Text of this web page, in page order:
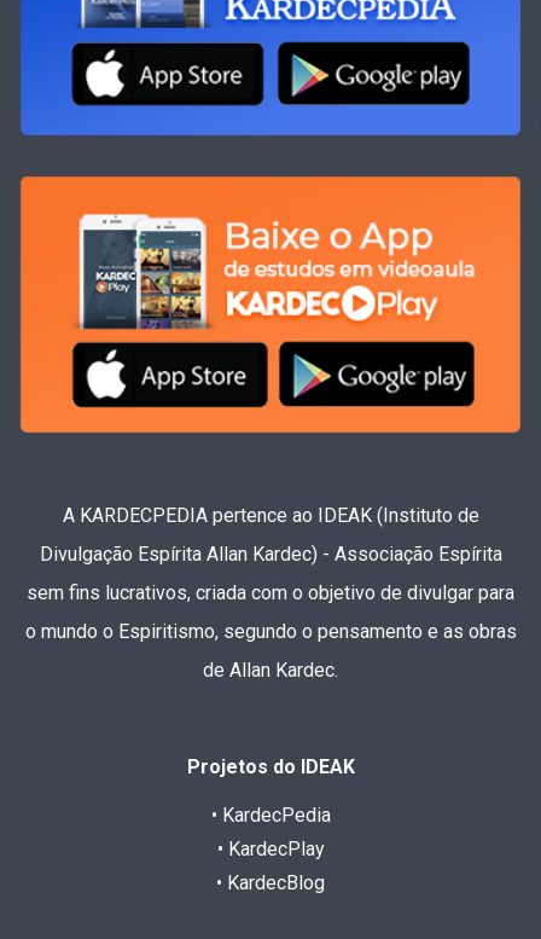
A KARDECPEDIA pertence ao IDEAK (Instituto de
Divulgação Espírita Allan Kardec) - Associação Espírita
sem fins lucrativos, criada com o objetivo de divulgar para
o mundo o Espiritismo, segundo o pensamento e as obras
de Allan Kardec.
Projetos do IDEAK
• KardecPedia
• KardecPlay
• KardecBlog